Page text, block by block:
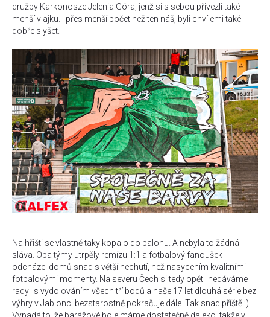
družby Karkonosze Jelenia Góra, jenž si s sebou přivezli také
menší vlajku. I přes menší počet než ten náš, byli chvílemi také
dobře slyšet.
Na hřišti se vlastně taky kopalo do balonu. A nebyla to žádná
sláva. Oba týmy utrpěly remízu 1:1 a fotbalový fanoušek
odcházel domů snad s větší nechutí, než nasycením kvalitními
fotbalovými momenty. Na severu Čech si tedy opět "nedáváme
rady" s vydolováním všech tří bodů a naše 17 let dlouhá série bez
výhry v Jablonci bezstarostně pokračuje dále. Tak snad příště :).